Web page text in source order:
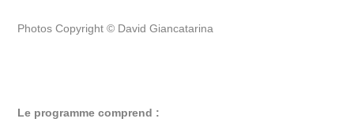
Photos Copyright © David Giancatarina
Le programme comprend :